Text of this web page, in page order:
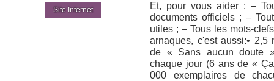
Site Internet
Et, pour vous aider : –
documents officiels ; –
utiles ; – Tous les mots-
arnaques, c'est aussi:•
de « Sans aucun doute
chaque jour (6 ans de «
000 exemplaires de